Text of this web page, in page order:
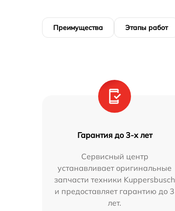
Преимущества Этапы работ
Гарантия до 3-х лет
Сервисный центр
устанавливает оригинальные
запчасти техники Kuppersbusch
и предоставляет гарантию до 3
лет.